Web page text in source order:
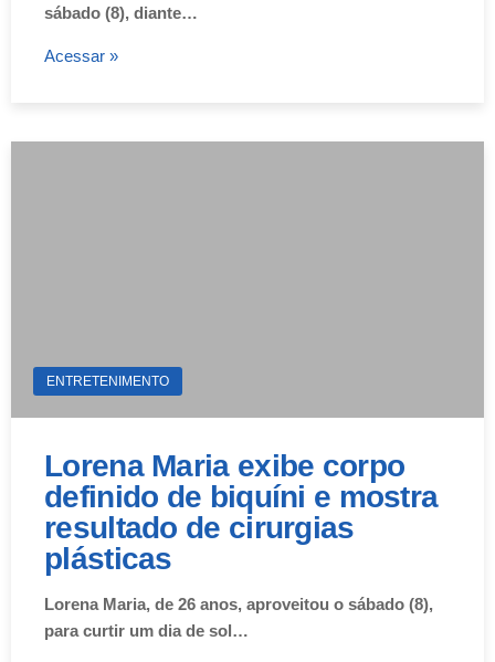
sábado (8), diante…
Acessar »
ENTRETENIMENTO
Lorena Maria exibe corpo
definido de biquíni e mostra
resultado de cirurgias
plásticas
Lorena Maria, de 26 anos, aproveitou o sábado (8),
para curtir um dia de sol…